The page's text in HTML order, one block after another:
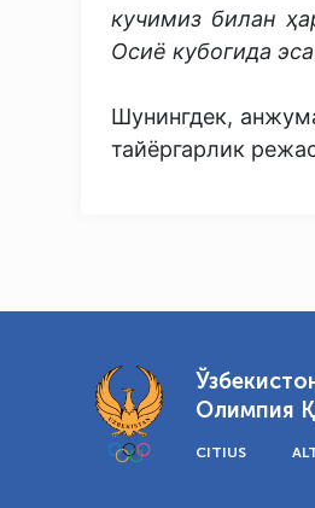
кучимиз билан
Осиё кубогида
Шунингдек,
тайёргарлик
Олимпия
CITIUS